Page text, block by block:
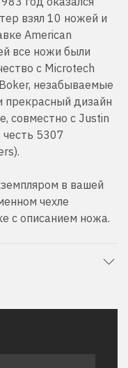
взял 10 ножей и
American
все ножи были
с Microtech
незабываемые
прекрасный дизайн
совместно с Justin
честь 5307
в вашей
чехле
с описанием ножа.